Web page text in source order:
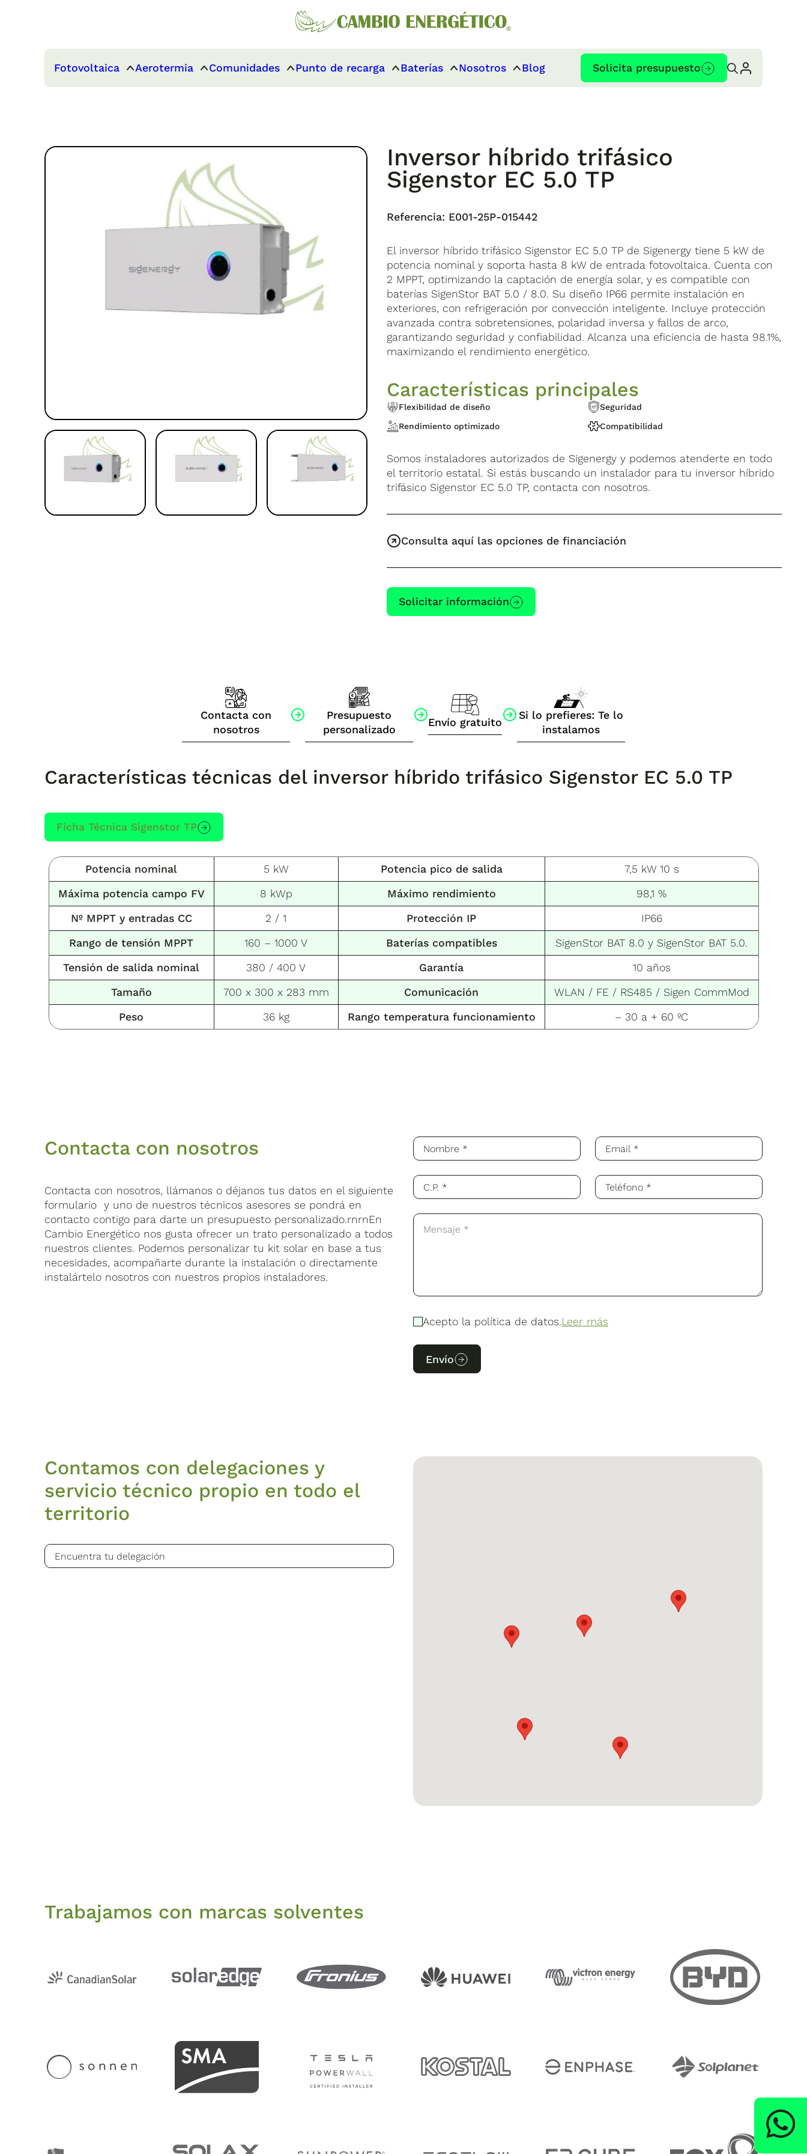
Fotovoltaica Aerotermia Comunidades Punto de recarga Baterías Nosotros Blog Solicita presupuesto
Inversor híbrido trifásico
Sigenstor EC 5.0 TP
Referencia: E001-25P-015442
El inversor híbrido trifásico Sigenstor EC 5.0 TP de Sigenergy tiene 5 kW de
potencia nominal y soporta hasta 8 kW de entrada fotovoltaica. Cuenta con
2 MPPT, optimizando la captación de energía solar, y es compatible con
baterías SigenStor BAT 5.0 / 8.0. Su diseño IP66 permite instalación en
exteriores, con refrigeración por convección inteligente. Incluye protección
avanzada contra sobretensiones, polaridad inversa y fallos de arco,
garantizando seguridad y confiabilidad. Alcanza una eficiencia de hasta 98.1%,
maximizando el rendimiento energético.
Características principales
Flexibilidad de diseño
Seguridad
Rendimiento optimizado
Compatibilidad
Somos instaladores autorizados de Sigenergy y podemos atenderte en todo
el territorio estatal. Si estás buscando un instalador para tu inversor híbrido
trifásico Sigenstor EC 5.0 TP, contacta con nosotros.
Consulta aquí las opciones de financiación
Solicitar información
Contacta con
nosotros
Presupuesto
personalizado
Envío gratuito
Si lo prefieres: Te lo
instalamos
Características técnicas del inversor híbrido trifásico Sigenstor EC 5.0 TP
Ficha Técnica Sigenstor TP
Potencia nominal 5 kW Potencia pico de salida
7,5 kW 10 s
Máxima potencia campo FV 8 kWp Máximo rendimiento
98,1 %
Nº MPPT y entradas CC
2 / 1 Protección IP
IP66
Rango de tensión MPPT
160 – 1000 V Baterías compatibles
SigenStor BAT 8.0 y SigenStor BAT 5.0.
Tensión de salida nominal
380 / 400 V Garantía
10 años
Tamaño
700 x 300 x 283 mm Comunicación
WLAN / FE / RS485 / Sigen CommMod
Peso
36 kg Rango temperatura funcionamiento – 30 a + 60 ºC
Contacta con nosotros
Contacta con nosotros, llámanos o déjanos tus datos en el siguiente
formulario y uno de nuestros técnicos asesores se pondrá en
contacto contigo para darte un presupuesto personalizado.rnrnEn
Cambio Energético nos gusta ofrecer un trato personalizado a todos
nuestros clientes. Podemos personalizar tu kit solar en base a tus
necesidades, acompañarte durante la instalación o directamente
instalártelo nosotros con nuestros propios instaladores.
Acepto la política de datos.Leer más
Envío
Contamos con delegaciones y
servicio técnico propio en todo el
territorio
Trabajamos con marcas solventes